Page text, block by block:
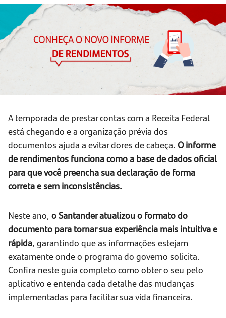
A temporada de prestar contas com a Receita Federal
está chegando e a organização prévia dos
documentos ajuda a evitar dores de cabeça. O informe
de rendimentos funciona como a base de dados oficial
para que você preencha sua declaração de forma
correta e sem inconsistências.
Neste ano, o Santander atualizou o formato do
documento para tornar sua experiência mais intuitiva e
rápida, garantindo que as informações estejam
exatamente onde o programa do governo solicita.
Confira neste guia completo como obter o seu pelo
aplicativo e entenda cada detalhe das mudanças
implementadas para facilitar sua vida financeira.